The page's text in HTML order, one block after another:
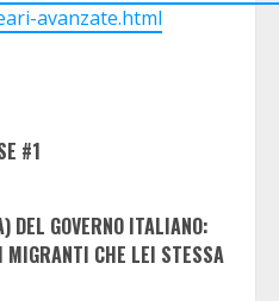
avanzate.html
#1
GOVERNO ITALIANO:
CHE LEI STESSA